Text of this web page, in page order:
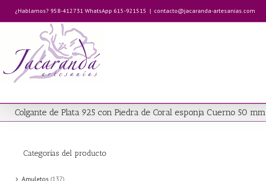
contenido
¿Hablamos? 958-412731 WhatsApp 615-921515 | contacto@jacaranda-artesanias.com
Colgante de Plata 925 con Piedra de Coral esponja Cuerno 50 mm
Categorías del producto
Amuletos (137)